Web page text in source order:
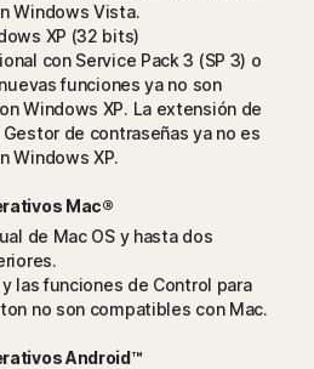
Windows Vista.
XP (32 bits)
con Service Pack 3 (SP 3) o
funciones ya no son
Windows XP. La extensión de
de contraseñas ya no es
Windows XP.
Mac®
de Mac OS y hasta dos
las funciones de Control para
no son compatibles con Mac.
Android™